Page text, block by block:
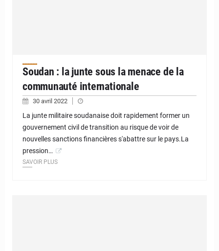
Soudan : la junte sous la menace de la
communauté internationale
30 avril 2022
La junte militaire soudanaise doit rapidement former un
gouvernement civil de transition au risque de voir de
nouvelles sanctions financières s'abattre sur le pays.La
pression…
SAVOIR PLUS